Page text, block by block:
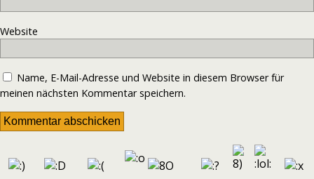
Website
Name, E-Mail-Adresse und Website in diesem Browser für
meinen nächsten Kommentar speichern.